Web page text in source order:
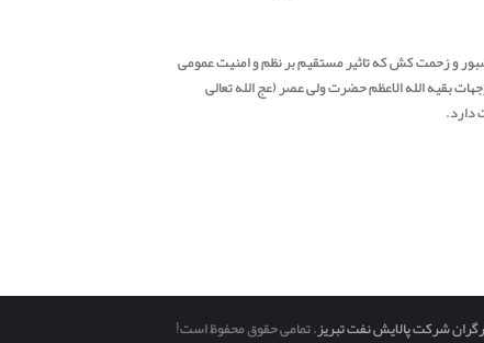
و زحمت کش که تاثیر مستقیم بر نظم و امنیت عمومی
بقیه الله الاعظم حضرت ولی عصر (عج الله تعالی
دارد.
شرکت پالایش نفت تبریز. تمامی حقوق محفوظ است!